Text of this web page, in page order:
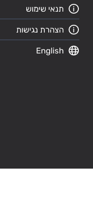
תנאי שימוש
הצהרת נגישות
English